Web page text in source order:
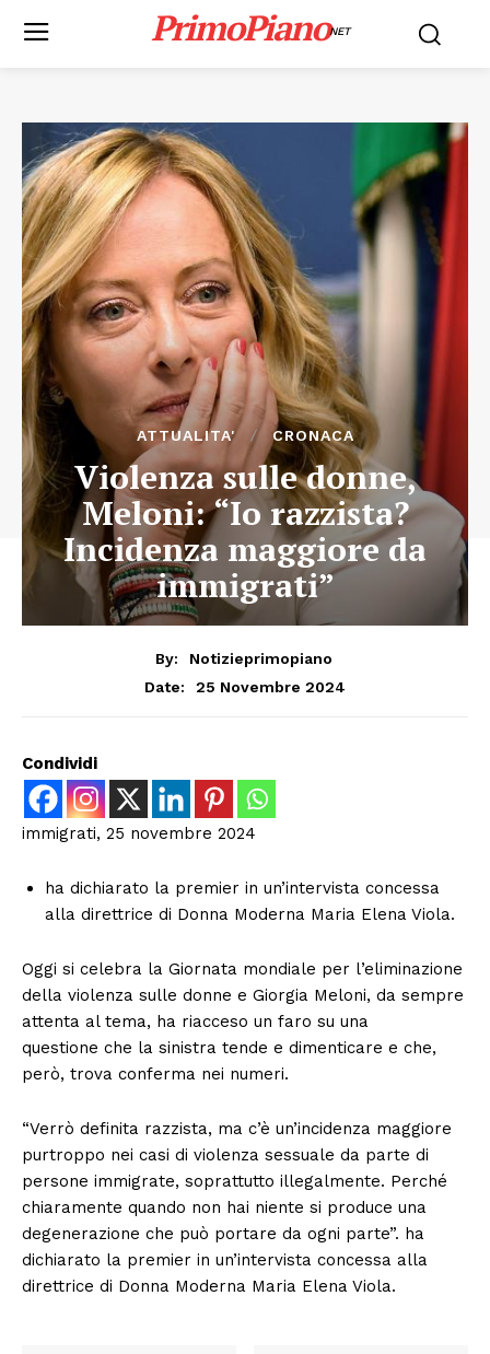
PrimoPianoNET
ATTUALITA' CRONACA
Violenza sulle donne,
Meloni: “Io razzista?
Incidenza maggiore da
immigrati”
By:
Notizieprimopiano
Date:
25 Novembre 2024
Condividi
immigrati, 25 novembre 2024
ha dichiarato la premier in un’intervista concessa
alla direttrice di Donna Moderna Maria Elena Viola.
Oggi si celebra la Giornata mondiale per l’eliminazione
della violenza sulle donne e Giorgia Meloni, da sempre
attenta al tema, ha riacceso un faro su una
questione che la sinistra tende e dimenticare e che,
però, trova conferma nei numeri.
“Verrò definita razzista, ma c’è un’incidenza maggiore
purtroppo nei casi di violenza sessuale da parte di
persone immigrate, soprattutto illegalmente. Perché
chiaramente quando non hai niente si produce una
degenerazione che può portare da ogni parte”. ha
dichiarato la premier in un’intervista concessa alla
direttrice di Donna Moderna Maria Elena Viola.